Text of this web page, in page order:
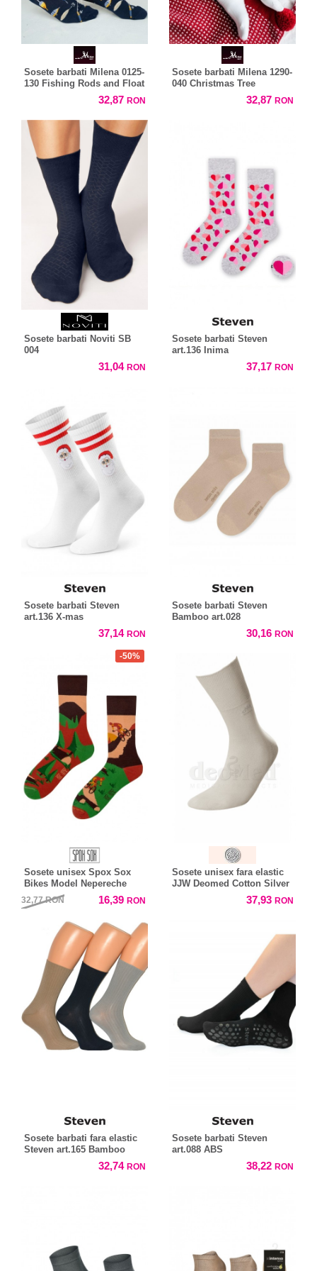
Sosete barbati Milena 0125-
130 Fishing Rods and Float
32,87 RON
Sosete barbati Milena 1290-
040 Christmas Tree
32,87 RON
Sosete barbati Noviti SB
004
31,04 RON
Sosete barbati Steven
art.136 Inima
37,17 RON
Sosete barbati Steven
art.136 X-mas
37,14 RON
Sosete barbati Steven
Bamboo art.028
30,16 RON
-50%
Sosete unisex Spox Sox
Bikes Model Nepereche
32,77RON 16,39 RON
Sosete unisex fara elastic
JJW Deomed Cotton Silver
37,93 RON
Sosete barbati fara elastic
Steven art.165 Bamboo
32,74 RON
Sosete barbati Steven
art.088 ABS
38,22 RON